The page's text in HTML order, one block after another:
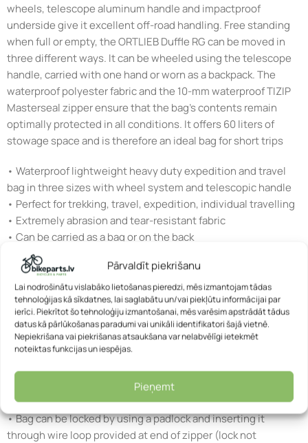
Pārvaldīt piekrišanu
Lai nodrošinātu vislabāko lietošanas pieredzi, mēs izmantojam tādas
tehnoloģijas kā sīkdatnes, lai saglabātu un/vai piekļūtu informācijai par
ierīci. Piekrītot šo tehnoloģiju izmantošanai, mēs varēsim apstrādāt tādus
datus kā pārlūkošanas paradumi vai unikāli identifikatori šajā vietnē.
Nepiekrišana vai piekrišanas atsaukšana var nelabvēlīgi ietekmēt
noteiktas funkcijas un iespējas.
Pieņemt
wheels, telescope aluminum handle and impactproof
underside give it excellent off-road handling. Free standing
when full or empty, the ORTLIEB Duffle RG can be moved in
three different ways. It can be wheeled using the telescope
handle, carried with one hand or worn as a backpack. The
waterproof polyester fabric and the 10-mm waterproof TIZIP
Masterseal zipper ensure that the bag’s contents remain
optimally protected in all conditions. It offers 60 liters of
stowage space and is therefore an ideal bag for short trips
• Waterproof lightweight heavy duty expedition and travel
bag in three sizes with wheel system and telescopic handle
• Perfect for trekking, travel, expedition, individual travelling
• Extremely abrasion and tear-resistant fabric
• Can be carried as a bag or on the back
• Long waterproof TIZIP zipper (updated version) with large
opening for easy access
• Outer mesh pocket with zipper (not waterproof)
• Indication of volume in liters on side of the bag
• Adjustable telescopic handle for comfortable pulling
• Padded removable shoulder straps (backpack function)
• 100 mm/ 0.4. in. threaded outdoor wheels with high
clearance in rough terrain
• Aluminium base between wheels for protection of bag‘s
base
• Bag can be locked by using a padlock and inserting it
through wire loop provided at end of zipper (lock not